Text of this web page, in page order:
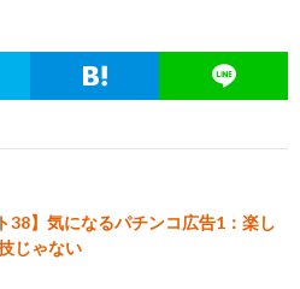
38】気になるパチンコ広告1：楽し
じゃない